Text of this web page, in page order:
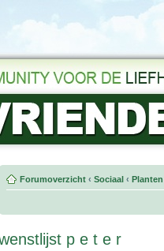
Forumoverzicht ‹ Sociaal ‹
p e t e r